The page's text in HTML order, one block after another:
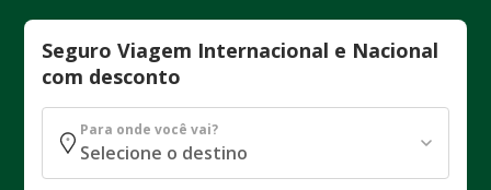
Seguro Viagem Internacional e Nacional
com desconto
Para onde você vai?